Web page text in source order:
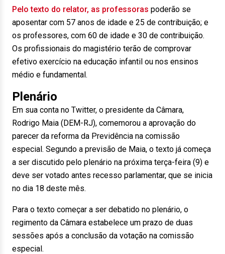
Pelo texto do relator, as professoras poderão se
aposentar com 57 anos de idade e 25 de contribuição; e
os professores, com 60 de idade e 30 de contribuição.
Os profissionais do magistério terão de comprovar
efetivo exercício na educação infantil ou nos ensinos
médio e fundamental.
Plenário
Em sua conta no Twitter, o presidente da Câmara,
Rodrigo Maia (DEM-RJ), comemorou a aprovação do
parecer da reforma da Previdência na comissão
especial. Segundo a previsão de Maia, o texto já começa
a ser discutido pelo plenário na próxima terça-feira (9) e
deve ser votado antes recesso parlamentar, que se inicia
no dia 18 deste mês.
Para o texto começar a ser debatido no plenário, o
regimento da Câmara estabelece um prazo de duas
sessões após a conclusão da votação na comissão
especial.